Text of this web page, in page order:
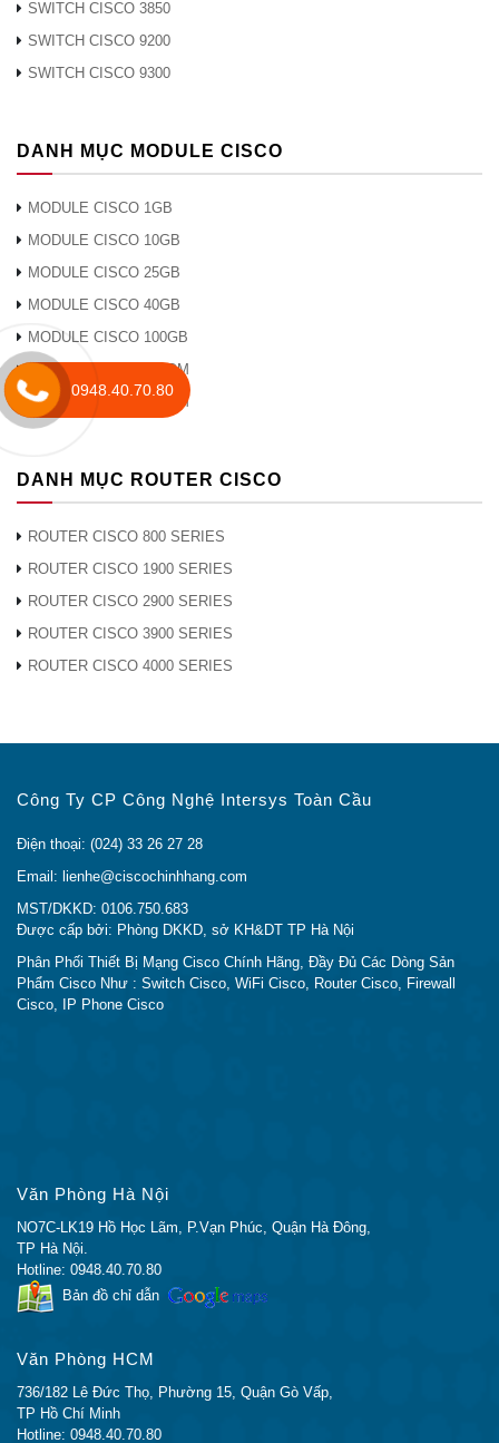
SWITCH CISCO 3850
SWITCH CISCO 9200
SWITCH CISCO 9300
DANH MỤC MODULE CISCO
MODULE CISCO 1GB
MODULE CISCO 10GB
MODULE CISCO 25GB
MODULE CISCO 40GB
MODULE CISCO 100GB
MODULE CISCO DWDM
MODULE CISCO CWDM
DANH MỤC ROUTER CISCO
ROUTER CISCO 800 SERIES
ROUTER CISCO 1900 SERIES
ROUTER CISCO 2900 SERIES
ROUTER CISCO 3900 SERIES
ROUTER CISCO 4000 SERIES
Công Ty CP Công Nghệ Intersys Toàn Cầu
Điện thoại: (024) 33 26 27 28
Email: lienhe@ciscochinhhang.com
MST/DKKD: 0106.750.683
Được cấp bởi: Phòng DKKD, sở KH&DT TP Hà Nội
Phân Phối Thiết Bị Mạng Cisco Chính Hãng, Đầy Đủ Các Dòng Sản
Phẩm Cisco Như : Switch Cisco, WiFi Cisco, Router Cisco, Firewall
Cisco, IP Phone Cisco
Văn Phòng Hà Nội
NO7C-LK19 Hồ Học Lãm, P.Vạn Phúc, Quận Hà Đông,
TP Hà Nội.
Hotline: 0948.40.70.80
Bản đồ chỉ dẫn
Văn Phòng HCM
736/182 Lê Đức Thọ, Phường 15, Quận Gò Vấp,
TP Hồ Chí Minh
Hotline: 0948.40.70.80
0948.40.70.80